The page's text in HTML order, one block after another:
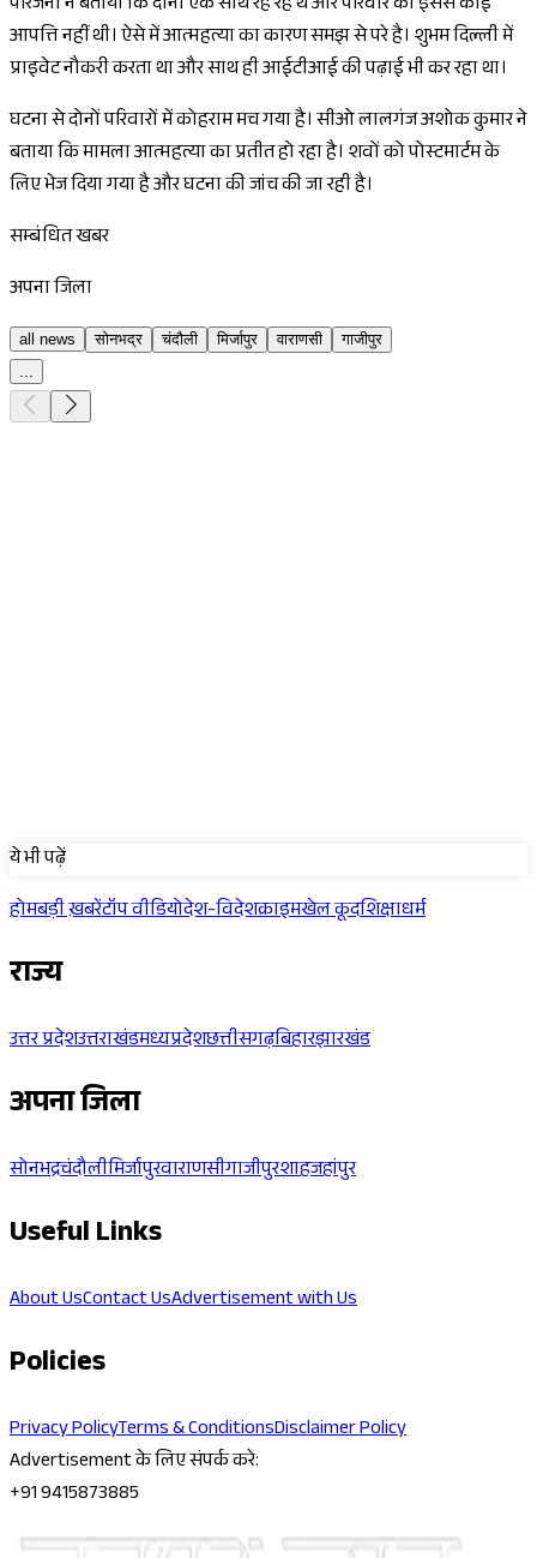
आपत्ति नहीं थी। ऐसे में आत्महत्या का कारण समझ से परे है। शुभम दिल्ली में
प्राइवेट नौकरी करता था और साथ ही आईटीआई की पढ़ाई भी कर रहा था।
घटना से दोनों परिवारों में कोहराम मच गया है। सीओ लालगंज अशोक कुमार ने
बताया कि मामला आत्महत्या का प्रतीत हो रहा है। शवों को पोस्टमार्टम के
लिए भेज दिया गया है और घटना की जांच की जा रही है।
सम्बंधित खबर
अपना जिला
all news सोनभद्र चंदौली मिर्जापुर वाराणसी
गाजीपुर
...
ये भी पढ़ें
होमबड़ी ख़बरेंटॉप वीडियोदेश-विदेशक्राइमखेल कूदशिक्षाधर्म
राज्य
उत्तर प्रदेशउत्तराखंडमध्यप्रदेशछत्तीसगढ़बिहारझारखंड
अपना जिला
सोनभद्रचंदौलीमिर्जापुरवाराणसीगाजीपुरशाहजहांपुर
Useful Links
About UsContact UsAdvertisement with Us
Policies
Privacy PolicyTerms & ConditionsDisclaimer Policy
Advertisement के लिए संपर्क करे:
+91 9415873885